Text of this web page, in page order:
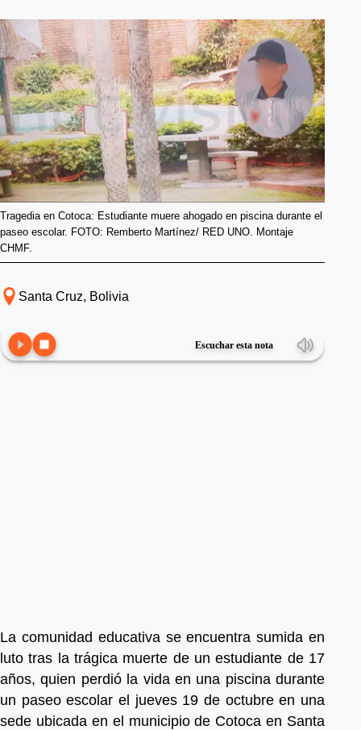
Tragedia en Cotoca: Estudiante muere ahogado en piscina durante el
paseo escolar. FOTO: Remberto Martínez/ RED UNO. Montaje
CHMF.
Santa Cruz, Bolivia
Escuchar esta nota
La comunidad educativa se encuentra sumida en
luto tras la trágica muerte de un estudiante de 17
años, quien perdió la vida en una piscina durante
un paseo escolar el jueves 19 de octubre en una
sede ubicada en el municipio de Cotoca en Santa